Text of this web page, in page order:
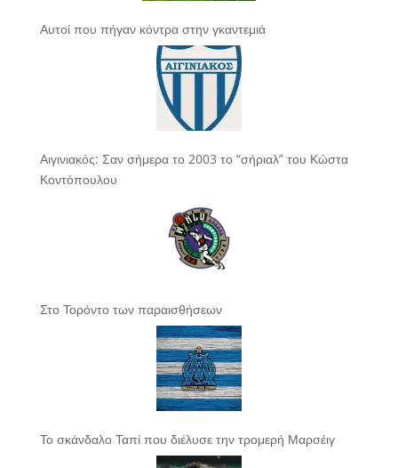
Αυτοί που πήγαν κόντρα στην γκαντεμιά
Αιγινιακός: Σαν σήμερα το 2003 το “σήριαλ” του Κώστα
Κοντόπουλου
Στο Τορόντο των παραισθήσεων
Το σκάνδαλο Ταπί που διέλυσε την τρομερή Μαρσέιγ